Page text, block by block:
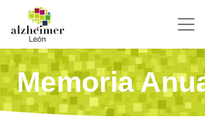
Memoria